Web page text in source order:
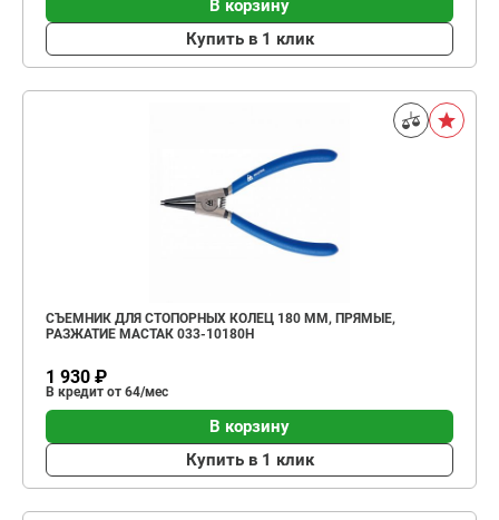
В корзину
Купить в 1 клик
СЪЕМНИК ДЛЯ СТОПОРНЫХ КОЛЕЦ 180 ММ, ПРЯМЫЕ,
РАЗЖАТИЕ МАСТАК 033-10180H
1 930 ₽
В кредит от 64/мес
В корзину
Купить в 1 клик